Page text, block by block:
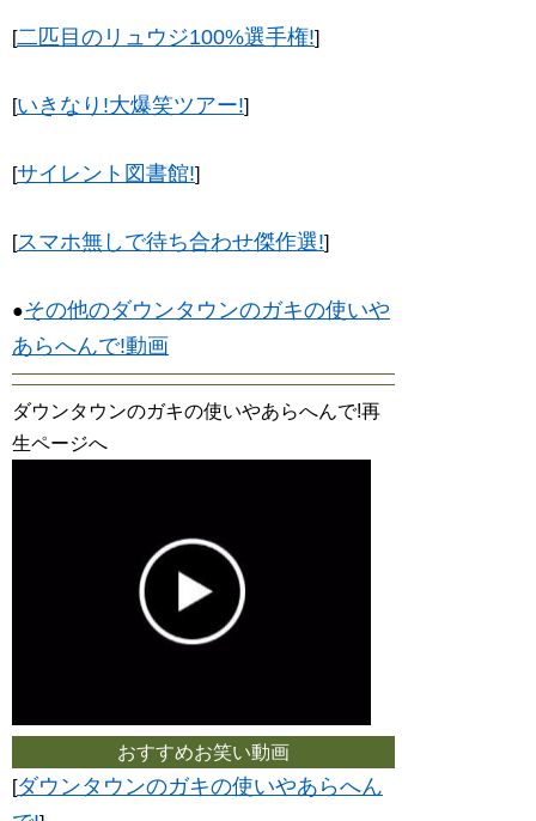
[二匹目のリュウジ100%選手権!]
[いきなり!大爆笑ツアー!]
[サイレント図書館!]
[スマホ無しで待ち合わせ傑作選!]
●その他のダウンタウンのガキの使いや
あらへんで!動画
ダウンタウンのガキの使いやあらへんで!再
生ページへ
おすすめお笑い動画
[ダウンタウンのガキの使いやあらへん